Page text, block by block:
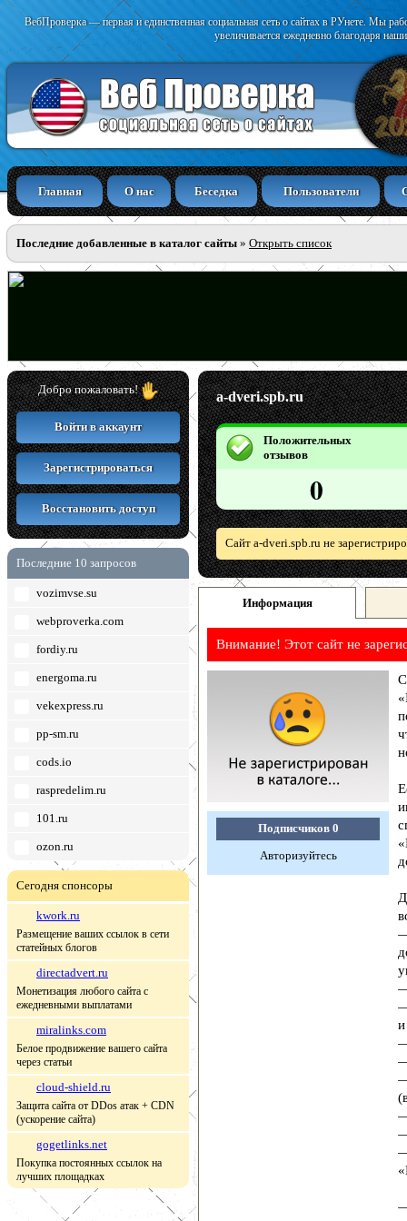
ВебПроверка — первая и единственная социальная сеть о сайтах в РУнете. Мы
увеличивается ежедневно благодаря
Главная О нас Беседка Пользователи
Последние добавленные в каталог сайты » Открыть список
Добро пожаловать!
Войти в аккаунт
Зарегистрироваться
Восстановить доступ
Последние 10 запросов
vozimvse.su
webproverka.com
fordiy.ru
energoma.ru
vekexpress.ru
pp-sm.ru
cods.io
raspredelim.ru
101.ru
ozon.ru
Сегодня спонсоры
kwork.ru
Размещение ваших ссылок в сети
статейных блогов
directadvert.ru
Монетизация любого сайта с
ежедневными выплатами
miralinks.com
Белое продвижение вашего сайта
через статьи
cloud-shield.ru
Защита сайта от DDos атак + CDN
(ускорение сайта)
gogetlinks.net
Покупка постоянных ссылок на
лучших площадках
a-dveri.spb.ru
Положительных
отзывов
0
Сайт a-dveri.spb.ru не
Информация
Внимание! Этот сайт не
Подписчиков 0
Авторизуйтесь